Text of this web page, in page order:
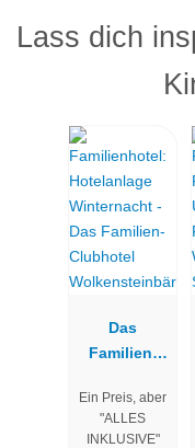
Lass dich
Das
Familien-
Wolkenstein
bär
Ein Preis, aber
"ALLES
INKLUSIVE"